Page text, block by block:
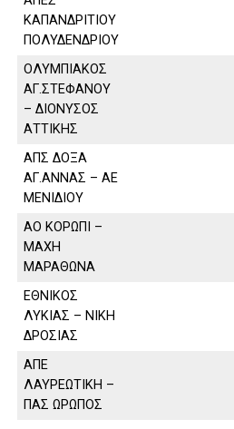
ΚΑΠΑΝΔΡΙΤΙΟΥ
ΠΟΛΥΔΕΝΔΡΙΟΥ
ΟΛΥΜΠΙΑΚΟΣ
ΑΓ.ΣΤΕΦΑΝΟΥ
– ΔΙΟΝΥΣΟΣ
ΑΤΤΙΚΗΣ
ΑΠΣ ΔΟΞΑ
ΑΓ.ΑΝΝΑΣ – ΑΕ
ΜΕΝΙΔΙΟΥ
ΑΟ ΚΟΡΩΠΙ –
ΜΑΧΗ
ΜΑΡΑΘΩΝΑ
ΕΘΝΙΚΟΣ
ΛΥΚΙΑΣ – ΝΙΚΗ
ΔΡΟΣΙΑΣ
ΑΠΕ
ΛΑΥΡΕΩΤΙΚΗ –
ΠΑΣ ΩΡΩΠΟΣ